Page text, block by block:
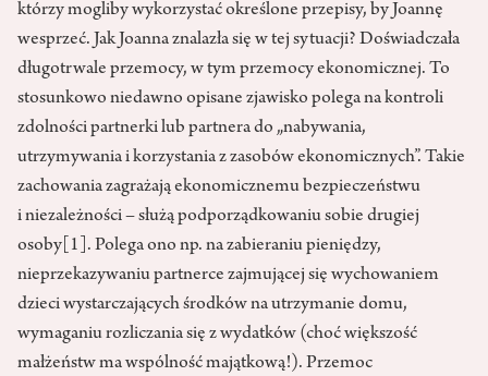
którzy mogliby wykorzystać określone przepisy, by Joannę
wesprzeć. Jak Joanna znalazła się w tej sytuacji? Doświadczała
długotrwale przemocy, w tym przemocy ekonomicznej. To
stosunkowo niedawno opisane zjawisko polega na kontroli
zdolności partnerki lub partnera do „nabywania,
utrzymywania i korzystania z zasobów ekonomicznych”. Takie
zachowania zagrażają ekonomicznemu bezpieczeństwu
i niezależności – służą podporządkowaniu sobie drugiej
osoby [1] . Polega ono np. na zabieraniu pieniędzy,
nieprzekazywaniu partnerce zajmującej się wychowaniem
dzieci wystarczających środków na utrzymanie domu,
wymaganiu rozliczania się z wydatków (choć większość
małżeństw ma wspólność majątkową!). Przemoc